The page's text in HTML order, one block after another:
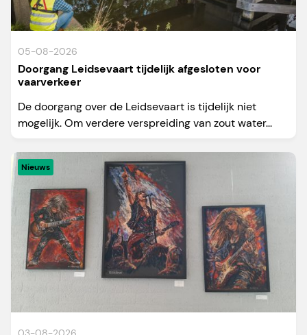
05-08-2026
Doorgang Leidsevaart tijdelijk afgesloten voor
vaarverkeer
De doorgang over de Leidsevaart is tijdelijk niet
mogelijk. Om verdere verspreiding van zout water...
Nieuws